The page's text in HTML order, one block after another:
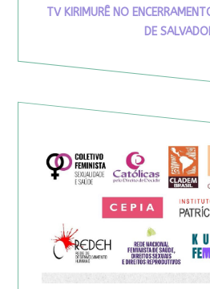
TV KIRIMURÊ NO
DE